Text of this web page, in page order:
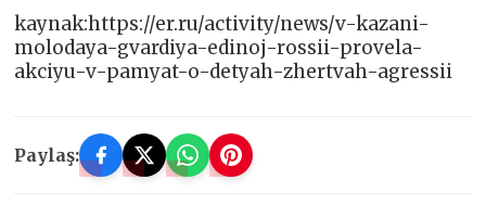
kaynak:https://er.ru/activity/news/v-kazani-
molodaya-gvardiya-edinoj-rossii-provela-
akciyu-v-pamyat-o-detyah-zhertvah-agressii
Paylaş: